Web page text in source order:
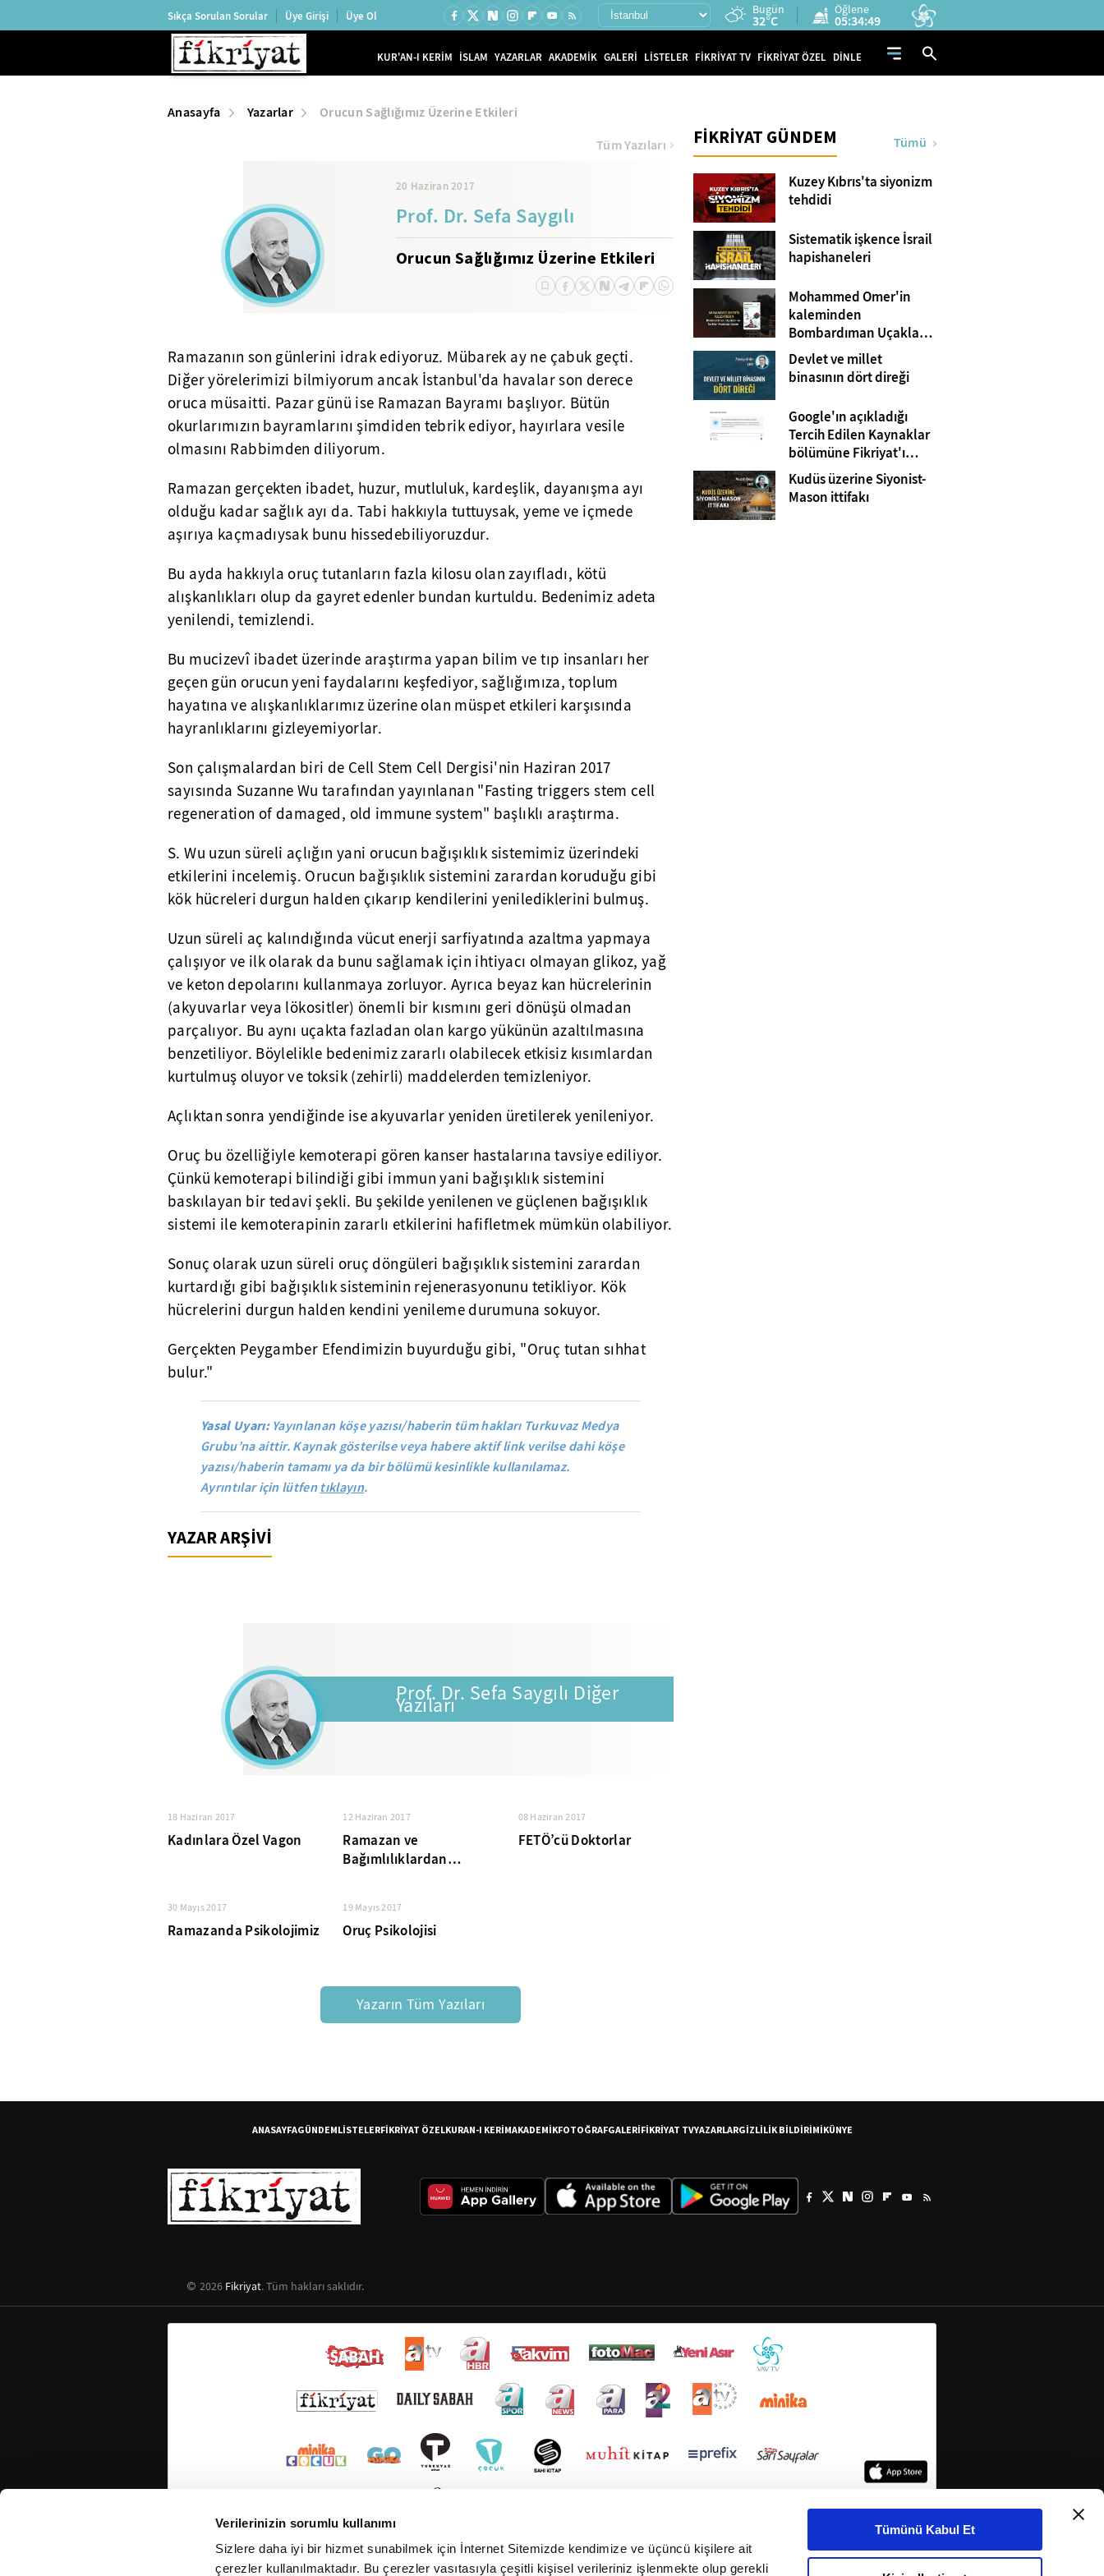
Verilerinizin sorumlu kullanımı
Sizlere daha iyi bir hizmet sunabilmek için İnternet Sitemizde kendimize ve üçüncü kişilere ait
çerezler kullanılmaktadır. Bu çerezler vasıtasıyla çeşitli kişisel verileriniz işlenmekte olup gerekli
Tümünü Kabul Et
Sıkça Sorulan Sorular Üye Girişi Üye Ol Bugün
32°C
Öğlene
05:34:48
KUR'AN-I KERİM İSLAM YAZARLAR AKADEMİK GALERİ LİSTELER FİKRİYAT TV FİKRİYAT ÖZEL DİNLE
Anasayfa Yazarlar Orucun Sağlığımız Üzerine Etkileri
20 Haziran 2017
Prof. Dr. Sefa Saygılı
Orucun Sağlığımız Üzerine Etkileri
Tüm Yazıları
Ramazanın son günlerini idrak ediyoruz. Mübarek ay ne çabuk geçti.
Diğer yörelerimizi bilmiyorum ancak İstanbul'da havalar son derece
oruca müsaitti. Pazar günü ise Ramazan Bayramı başlıyor. Bütün
okurlarımızın bayramlarını şimdiden tebrik ediyor, hayırlara vesile
olmasını Rabbimden diliyorum.
Ramazan gerçekten ibadet, huzur, mutluluk, kardeşlik, dayanışma ayı
olduğu kadar sağlık ayı da. Tabi hakkıyla tuttuysak, yeme ve içmede
aşırıya kaçmadıysak bunu hissedebiliyoruzdur.
Bu ayda hakkıyla oruç tutanların fazla kilosu olan zayıfladı, kötü
alışkanlıkları olup da gayret edenler bundan kurtuldu. Bedenimiz adeta
yenilendi, temizlendi.
Bu mucizevî ibadet üzerinde araştırma yapan bilim ve tıp insanları her
geçen gün orucun yeni faydalarını keşfediyor, sağlığımıza, toplum
hayatına ve alışkanlıklarımız üzerine olan müspet etkileri karşısında
hayranlıklarını gizleyemiyorlar.
Son çalışmalardan biri de Cell Stem Cell Dergisi'nin Haziran 2017
sayısında Suzanne Wu tarafından yayınlanan "Fasting triggers stem cell
regeneration of damaged, old immune system" başlıklı araştırma.
S. Wu uzun süreli açlığın yani orucun bağışıklık sistemimiz üzerindeki
etkilerini incelemiş. Orucun bağışıklık sistemini zarardan koruduğu gibi
kök hücreleri durgun halden çıkarıp kendilerini yenilediklerini bulmuş.
Uzun süreli aç kalındığında vücut enerji sarfiyatında azaltma yapmaya
çalışıyor ve ilk olarak da bunu sağlamak için ihtiyacı olmayan glikoz, yağ
ve keton depolarını kullanmaya zorluyor. Ayrıca beyaz kan hücrelerinin
(akyuvarlar veya lökositler) önemli bir kısmını geri dönüşü olmadan
parçalıyor. Bu aynı uçakta fazladan olan kargo yükünün azaltılmasına
benzetiliyor. Böylelikle bedenimiz zararlı olabilecek etkisiz kısımlardan
kurtulmuş oluyor ve toksik (zehirli) maddelerden temizleniyor.
Açlıktan sonra yendiğinde ise akyuvarlar yeniden üretilerek yenileniyor.
Oruç bu özelliğiyle kemoterapi gören kanser hastalarına tavsiye ediliyor.
Çünkü kemoterapi bilindiği gibi immun yani bağışıklık sistemini
baskılayan bir tedavi şekli. Bu şekilde yenilenen ve güçlenen bağışıklık
sistemi ile kemoterapinin zararlı etkilerini hafifletmek mümkün olabiliyor.
Sonuç olarak uzun süreli oruç döngüleri bağışıklık sistemini zarardan
kurtardığı gibi bağışıklık sisteminin rejenerasyonunu tetikliyor. Kök
hücrelerini durgun halden kendini yenileme durumuna sokuyor.
Gerçekten Peygamber Efendimizin buyurduğu gibi, "Oruç tutan sıhhat
bulur."
Yasal Uyarı: Yayınlanan köşe yazısı/haberin tüm hakları Turkuvaz Medya
Grubu’na aittir. Kaynak gösterilse veya habere aktif link verilse dahi köşe
yazısı/haberin tamamı ya da bir bölümü kesinlikle kullanılamaz.
Ayrıntılar için lütfentıklayın.
YAZAR ARŞİVİ
Prof. Dr. Sefa Saygılı Diğer
Yazıları
18 Haziran 2017
Kadınlara Özel Vagon
12 Haziran 2017
Ramazan ve
Bağımlılıklardan
08 Haziran 2017
FETÖ’cü Doktorlar
30 Mayıs 2017
Ramazanda Psikolojimiz
19 Mayıs 2017
Oruç Psikolojisi
Yazarın Tüm Yazıları
FİKRİYAT GÜNDEM Tümü
Kuzey Kıbrıs'ta siyonizm
tehdidi
Sistematik işkence İsrail
hapishaneleri
Mohammed Omer'in
kaleminden
Bombardıman Uçakları
ve Tanklar Arasında
Gazze
Devlet ve millet
binasının dört direği
Google'ın açıkladığı
Tercih Edilen Kaynaklar
bölümüne Fikriyat'ı
eklemeyi unutmayın!
Kudüs üzerine Siyonist-
Mason ittifakı
ANASAYFAGÜNDEMLİSTELERFİKRİYAT ÖZELKURAN-I KERİMAKADEMİKFOTOĞRAFGALERİFİKRİYAT TVYAZARLARGİZLİLİK BİLDİRİMİKÜNYE
2026 Fikriyat. Tüm hakları saklıdır.